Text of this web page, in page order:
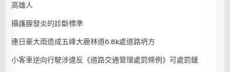
高雄人
攝護腺發炎的診斷標準
連日豪大雨造成五峰大鹿林道6.8k處道路坍方
小客車逆向行駛涉違反《道路交通管理處罰條例》可處罰鍰